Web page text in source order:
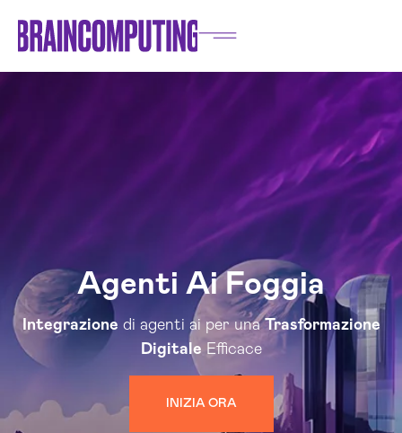
Agenti Ai Foggia
Integrazione di agenti ai per unaTrasformazione
Digitale Efficace
INIZIA ORA